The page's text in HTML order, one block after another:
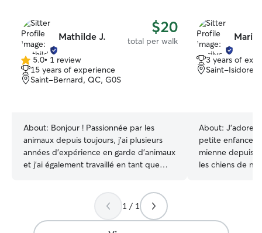
Mathilde J. $20
total per walk
5.0
out
of
5.0• 1 review
15 years of experience
Saint-Bernard, QC, G0S
About: Bonjour ! Passionnée par les
animaux depuis toujours, j’ai plusieurs
années d’expérience en garde d’animaux
et j’ai également travaillé en tant que
comprendre les besoins et le bien-être
des chiens et des chats. Étant 100 % à la
maison, je suis très présente et
3 years of
Saint-Isidore,
About: J’adore
petite enfance.
mienne depuis
les chiens de
temps. Pour
1 / 1